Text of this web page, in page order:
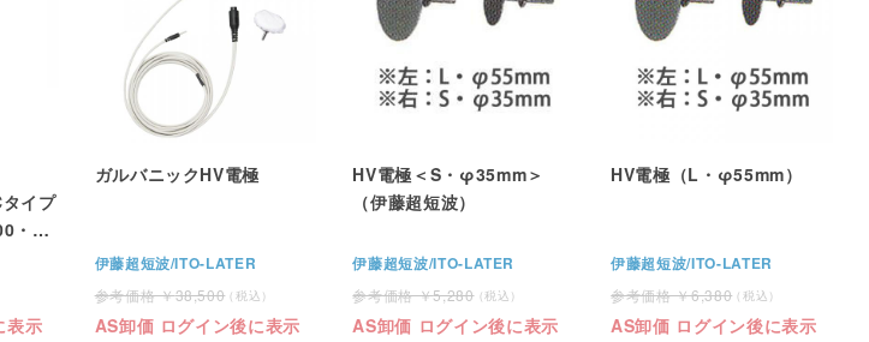
イプ
・
表示
ガルバニックHV電極
伊藤超短波/ITO-LATER
38,500
AS卸価 ログイン後に表示
HV電極＜S・φ35mm＞
（伊藤超短波）
伊藤超短波/ITO-LATER
5,280
AS卸価 ログイン後に表示
HV電極（L・φ55mm）
伊藤超短波/ITO-LATER
6,380
AS卸価 ログイン後に表示